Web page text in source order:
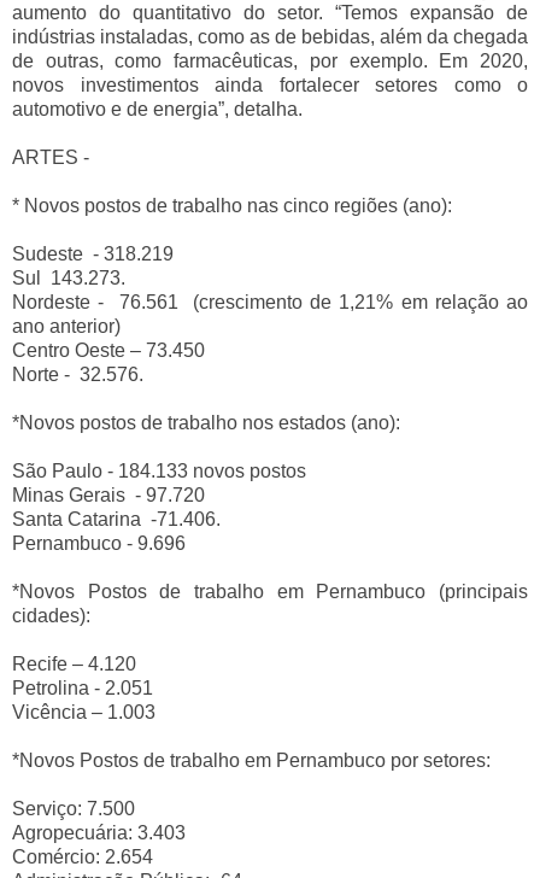
aumento do quantitativo do setor. “Temos expansão de
indústrias instaladas, como as de bebidas, além da chegada
de outras, como farmacêuticas, por exemplo. Em 2020,
novos investimentos ainda fortalecer setores como o
automotivo e de energia”, detalha.
ARTES -
* Novos postos de trabalho nas cinco regiões (ano):
Sudeste - 318.219
Sul 143.273.
Nordeste - 76.561 (crescimento de 1,21% em relação ao
ano anterior)
Centro Oeste – 73.450
Norte - 32.576.
*Novos postos de trabalho nos estados (ano):
São Paulo - 184.133 novos postos
Minas Gerais - 97.720
Santa Catarina -71.406.
Pernambuco - 9.696
*Novos Postos de trabalho em Pernambuco (principais
cidades):
Recife – 4.120
Petrolina - 2.051
Vicência – 1.003
*Novos Postos de trabalho em Pernambuco por setores:
Serviço: 7.500
Agropecuária: 3.403
Comércio: 2.654